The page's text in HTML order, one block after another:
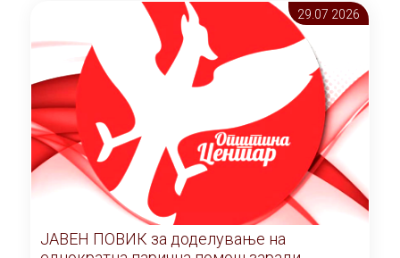
29.07 2026
ЈАВЕН ПОВИК за доделување на